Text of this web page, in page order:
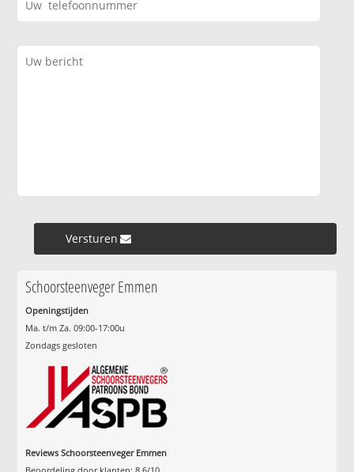
Versturen »
Schoorsteenveger Emmen
Openingstijden
Ma. t/m Za. 09:00-17:00u
Zondags gesloten
Reviews Schoorsteenveger Emmen